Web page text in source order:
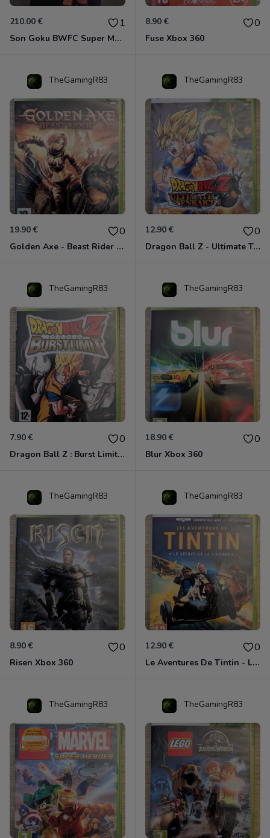
210.00 € 1
Son Goku BWFC Super Master Stars
8.90 € 0
Fuse Xbox 360
TheGamingR83
19.90 € 0
Golden Axe - Beast Rider Xbox 360
TheGamingR83
12.90 € 0
Dragon Ball Z - Ultimate Tenkaichi Xbox 360
TheGamingR83
7.90 € 0
Dragon Ball Z : Burst Limit Xbox 360
TheGamingR83
18.90 € 0
Blur Xbox 360
TheGamingR83
8.90 € 0
Risen Xbox 360
TheGamingR83
12.90 € 0
Le Aventures De Tintin - Le Secret De La Licorne Xbox 360
TheGamingR83 TheGamingR83